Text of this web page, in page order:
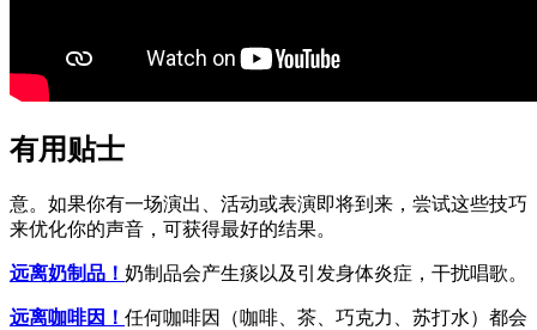
有用贴士
意。如果你有一场演出、活动或表演即将到来，尝试这些技巧
来优化你的声音，可获得最好的结果。
远离奶制品！ 奶制品会产生痰以及引发身体炎症，干扰唱歌。
远离咖啡因！ 任何咖啡因（咖啡、茶、巧克力、苏打水）都会